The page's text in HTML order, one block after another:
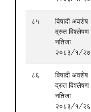
८५
विषादी अवशेष
द्रुत विश्लेषण
नतिजा
२०८३/१/२७
८६
विषादी अवशेष
द्रुत विश्लेषण
नतिजा
२०८३/१/२६